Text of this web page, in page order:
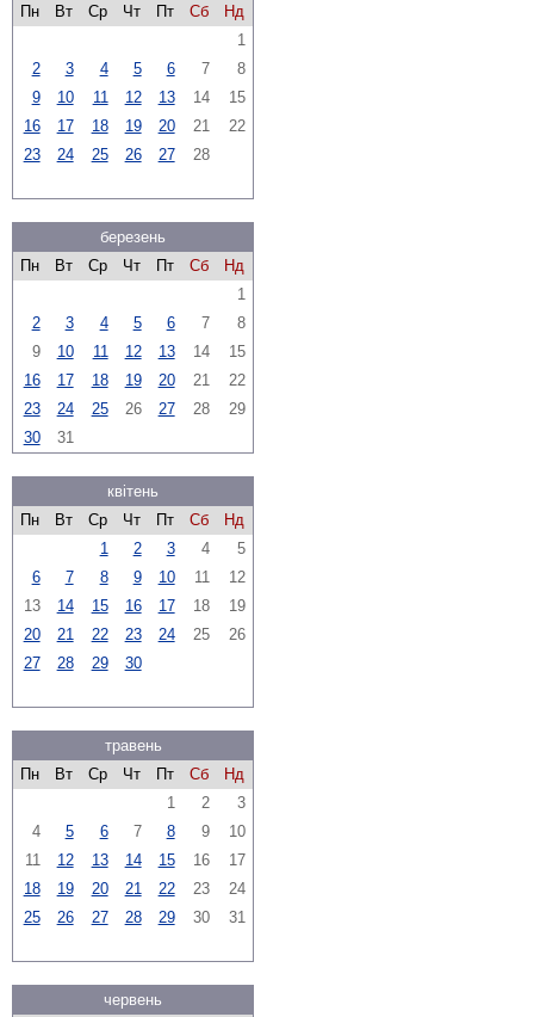
Пн
Вт Ср Чт Пт Сб
Нд
1
2
3 4 5 6 7
8
9
10 11 12 13 14
15
16
17 18 19 20 21
22
23
24 25 26 27 28
березень
Пн
Вт Ср Чт Пт Сб
Нд
1
2
3 4 5 6 7
8
9
10 11 12 13 14
15
16
17 18 19 20 21
22
23
24 25 26 27 28
29
30
31
квітень
Пн
Вт Ср Чт Пт Сб
Нд
1
2 3 4
5
6
7 8 9 10 11
12
13
14 15 16 17 18
19
20
21 22 23 24 25
26
27
28 29 30
травень
Пн
Вт Ср Чт Пт Сб
Нд
1
2
3
4
5 6 7 8 9
10
11
12 13 14 15 16
17
18
19 20 21 22 23
24
25
26 27 28 29 30 31
червень